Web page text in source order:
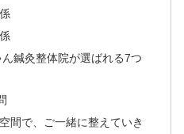
鍼灸整体院が選ばれる7つ
間で、ご一緒に整えていき